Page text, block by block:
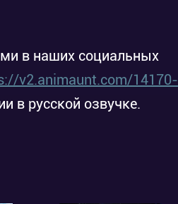
в наших социальных
v2.animaunt.com/14170-
в русской озвучке.